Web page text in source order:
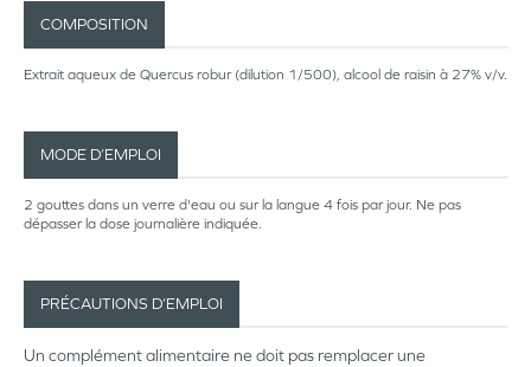
COMPOSITION
Extrait aqueux de Quercus robur (dilution 1/500), alcool de raisin à 27% v/v.
MODE D’EMPLOI
2 gouttes dans un verre d'eau ou sur la langue 4 fois par jour. Ne pas
dépasser la dose journalière indiquée.
PRÉCAUTIONS D’EMPLOI
Un complément alimentaire ne doit pas remplacer une